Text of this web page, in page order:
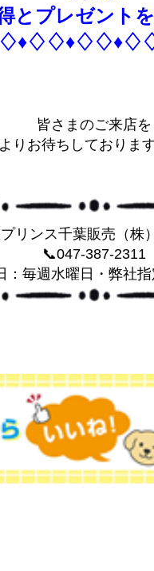
とプレゼント
皆さまのご来店を
りお待ちしておりま
リンス千葉販売（株
📞047-387-2311
：毎週水曜日・弊社